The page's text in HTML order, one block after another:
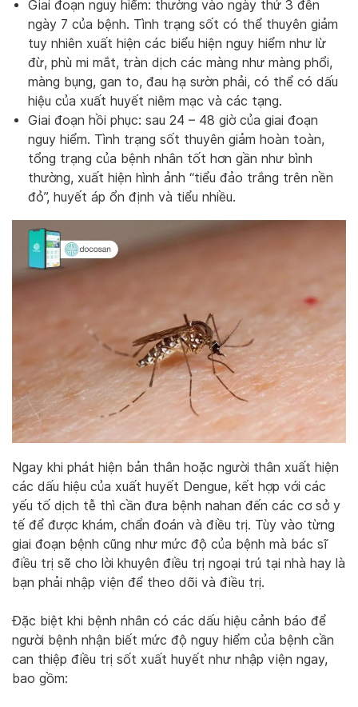
Giai đoạn nguy hiểm: thường vào ngày thứ 3 đến
ngày 7 của bệnh. Tình trạng sốt có thể thuyên giảm
tuy nhiên xuất hiện các biểu hiện nguy hiểm như lừ
đừ, phù mi mắt, tràn dịch các màng như màng phổi,
màng bụng, gan to, đau hạ sườn phải, có thể có dấu
hiệu của xuất huyết niêm mạc và các tạng.
Giai đoạn hồi phục: sau 24 – 48 giờ của giai đoạn
nguy hiểm. Tình trạng sốt thuyên giảm hoàn toàn,
tổng trạng của bệnh nhân tốt hơn gần như bình
thường, xuất hiện hình ảnh “tiểu đảo trắng trên nền
đỏ”, huyết áp ổn định và tiểu nhiều.
Ngay khi phát hiện bản thân hoặc người thân xuất hiện
các dấu hiệu của xuất huyết Dengue, kết hợp với các
yếu tố dịch tễ thì cần đưa bệnh nahan đến các cơ sở y
tế để được khám, chẩn đoán và điều trị. Tùy vào từng
giai đoạn bệnh cũng như mức độ của bệnh mà bác sĩ
điều trị sẽ cho lời khuyên điều trị ngoại trú tại nhà hay là
bạn phải nhập viện để theo dõi và điều trị.
Đặc biệt khi bệnh nhân có các dấu hiệu cảnh báo để
người bệnh nhận biết mức độ nguy hiểm của bệnh cần
can thiệp điều trị sốt xuất huyết như nhập viện ngay,
bao gồm: